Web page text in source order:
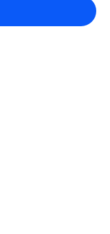
informasi dan